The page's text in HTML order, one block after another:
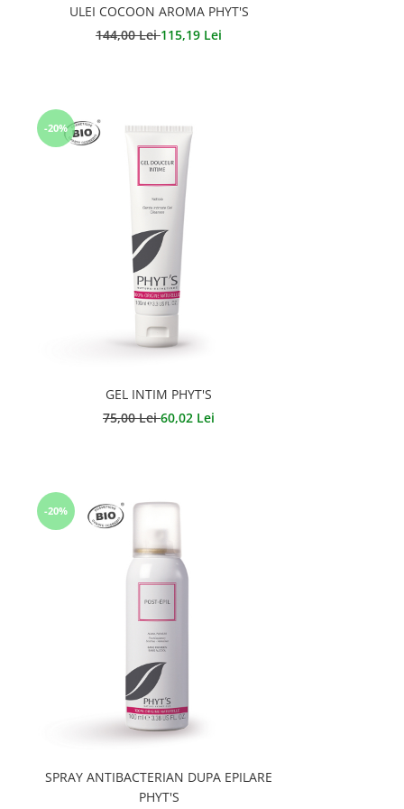
ULEI COCOON AROMA PHYT'S
144,00 Lei115,19 Lei
-20%
GEL INTIM PHYT'S
75,00 Lei60,02 Lei
-20%
SPRAY ANTIBACTERIAN DUPA EPILARE
PHYT'S